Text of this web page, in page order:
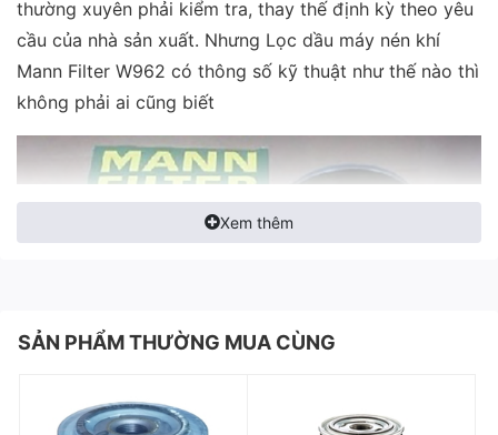
thường xuyên phải kiểm tra, thay thế định kỳ theo yêu
cầu của nhà sản xuất. Nhưng Lọc dầu máy nén khí
Mann Filter W962 có thông số kỹ thuật như thế nào thì
không phải ai cũng biết
Xem thêm
SẢN PHẨM THƯỜNG MUA CÙNG